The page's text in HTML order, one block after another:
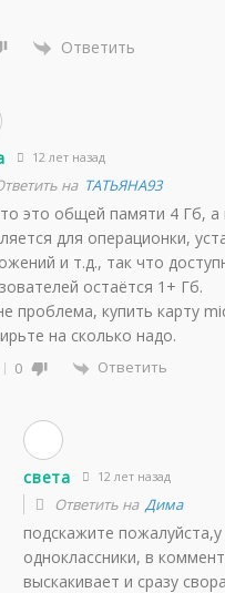
Ответить
12 лет назад
на ТАТЬЯНА93
это общей памяти 4 Гб, а
для операционки,
и т.д., так что
остаётся 1+ Гб.
проблема, купить карту
на сколько надо.
0 Ответить
света 12 лет назад
Ответить на Дима
подскажите
одноклассники, в
выскакивает и сразу